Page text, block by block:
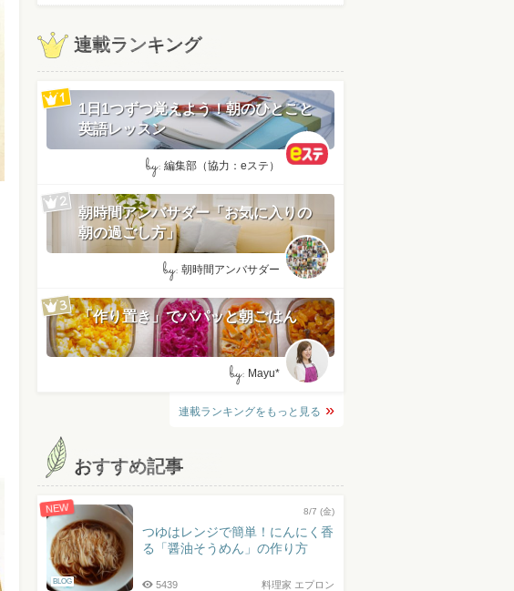
連載ランキング
1日1つずつ覚えよう！朝のひとこと
英語レッスン
by: 編集部（協力：eステ）
朝時間アンバサダー「お気に入りの
朝の過ごし方」
by: 朝時間アンバサダー
「作り置き」でパパッと朝ごはん
by: Mayu*
連載ランキングをもっと見る
おすすめ記事
NEW
BLOG
8/7 (金)
つゆはレンジで簡単！にんにく香
る「醤油そうめん」の作り方
料理家 エプロン
5439